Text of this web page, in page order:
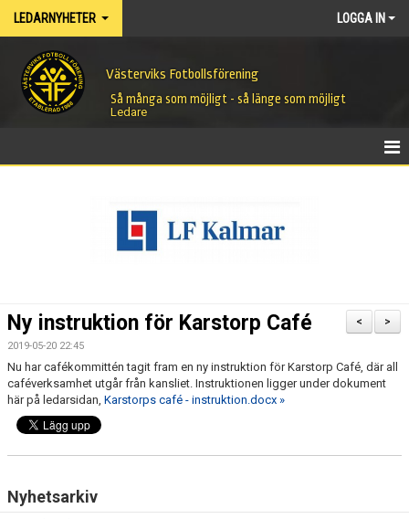
LEDARNYHETER LOGGA IN
Västerviks Fotbollsförening
Så många som möjligt - så länge som möjligt
Ledare
>
<
Ny instruktion för Karstorp Café
2019-05-20 22:45
Nu har cafékommittén tagit fram en ny instruktion för Karstorp Café, där all
caféverksamhet utgår från kansliet. Instruktionen ligger under dokument
här på ledarsidan, Karstorps café - instruktion.docx »
Nyhetsarkiv